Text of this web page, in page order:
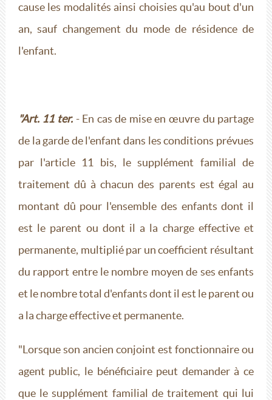
cause les modalités ainsi choisies qu'au bout d'un
an, sauf changement du mode de résidence de
l'enfant.
"Art. 11 ter. - En cas de mise en œuvre du partage
de la garde de l'enfant dans les conditions prévues
par l'article 11 bis, le supplément familial de
traitement dû à chacun des parents est égal au
montant dû pour l'ensemble des enfants dont il
est le parent ou dont il a la charge effective et
permanente, multiplié par un coefficient résultant
du rapport entre le nombre moyen de ses enfants
et le nombre total d'enfants dont il est le parent ou
a la charge effective et permanente.
"Lorsque son ancien conjoint est fonctionnaire ou
agent public, le bénéficiaire peut demander à ce
que le supplément familial de traitement qui lui